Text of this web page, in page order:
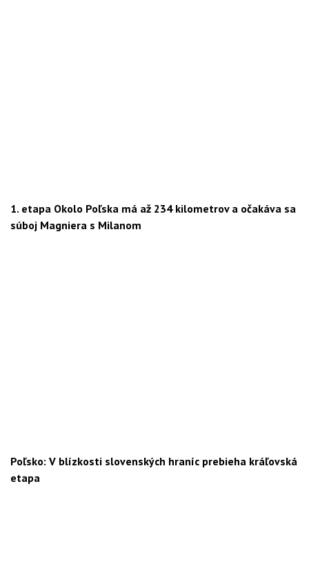
1. etapa Okolo Poľska má až 234 kilometrov a očakáva sa
súboj Magniera s Milanom
Poľsko: V blízkosti slovenských hraníc prebieha kráľovská
etapa